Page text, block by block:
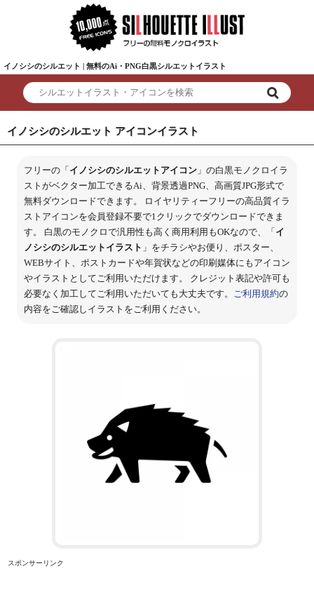
イノシシのシルエット | 無料のAi・PNG白黒シルエットイラスト
イノシシのシルエット アイコンイラスト
フリーの「 イノシシのシルエットアイコン」の白黒モノクロイラ
ストがベクター加工できるAi、背景透過PNG、高画質JPG形式で
無料ダウンロードできます。 ロイヤリティーフリーの高品質イラ
ストアイコンを会員登録不要で1クリックでダウンロードできま
す。 白黒のモノクロで汎用性も高く商用利用もOKなので、「 イ
ノシシのシルエットイラスト 」をチラシやお便り、ポスター、
WEBサイト、ポストカードや年賀状などの印刷媒体にもアイコン
やイラストとしてご利用いただけます。 クレジット表記や許可も
必要なく加工してご利用いただいても大丈夫です。 ご利用規約の
内容をご確認しイラストをご利用ください。
スポンサーリンク